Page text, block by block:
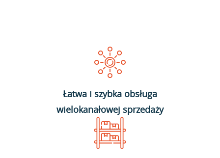
Łatwa i szybka obsługa
wielokanałowej sprzedaży